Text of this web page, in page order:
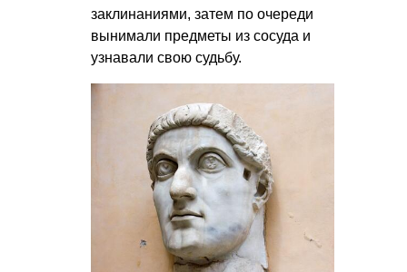
заклинаниями, затем по очереди
вынимали предметы из сосуда и
узнавали свою судьбу.